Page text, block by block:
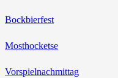
Bockbierfest
Mosthocketse
Vorspielnachmittag